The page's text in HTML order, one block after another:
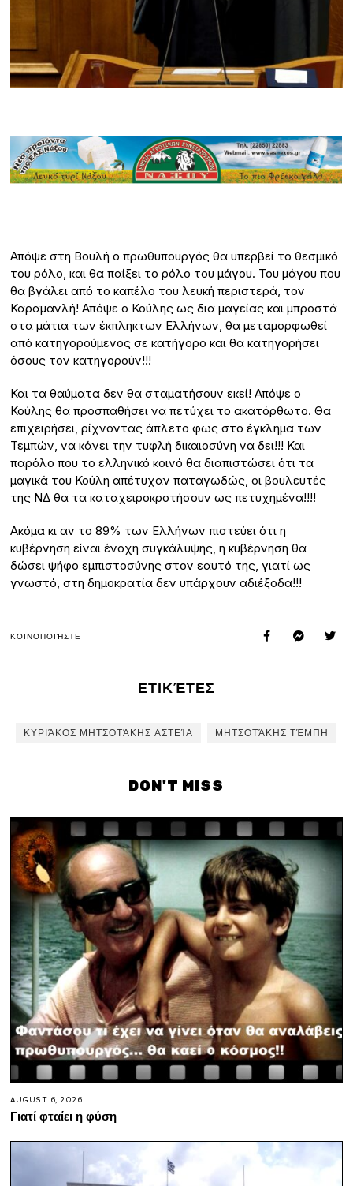
Απόψε στη Βουλή ο πρωθυπουργός θα υπερβεί το θεσμικό
του ρόλο, και θα παίξει το ρόλο του μάγου. Του μάγου που
θα βγάλει από το καπέλο του λευκή περιστερά, τον
Καραμανλή! Απόψε ο Κούλης ως δια μαγείας και μπροστά
στα μάτια των έκπληκτων Ελλήνων, θα μεταμορφωθεί
από κατηγορούμενος σε κατήγορο και θα κατηγορήσει
όσους τον κατηγορούν!!!
Και τα θαύματα δεν θα σταματήσουν εκεί! Απόψε ο
Κούλης θα προσπαθήσει να πετύχει το ακατόρθωτο. Θα
επιχειρήσει, ρίχνοντας άπλετο φως στο έγκλημα των
Τεμπών, να κάνει την τυφλή δικαιοσύνη να δει!!! Και
παρόλο που το ελληνικό κοινό θα διαπιστώσει ότι τα
μαγικά του Κούλη απέτυχαν παταγωδώς, οι βουλευτές
της ΝΔ θα τα καταχειροκροτήσουν ως πετυχημένα!!!!
Ακόμα κι αν το 89% των Ελλήνων πιστεύει ότι η
κυβέρνηση είναι ένοχη συγκάλυψης, η κυβέρνηση θα
δώσει ψήφο εμπιστοσύνης στον εαυτό της, γιατί ως
γνωστό, στη δημοκρατία δεν υπάρχουν αδιέξοδα!!!
ΚΟΙΝΟΠΟΙΉΣΤΕ
ΕΤΙΚΈΤΕΣ
ΚΥΡΙΆΚΟΣ ΜΗΤΣΟΤΆΚΗΣ ΑΣΤΕΊΑ ΜΗΤΣΟΤΆΚΗΣ ΤΈΜΠΗ
DON'T MISS
AUGUST 6, 2026
Γιατί φταίει η φύση